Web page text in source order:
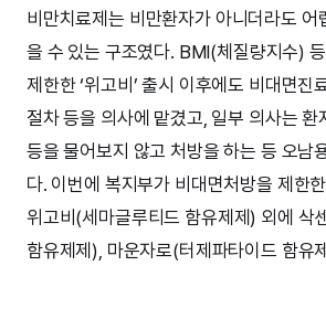
비만치료제는 비만환자가 아니더라도 어
을 수 있는 구조였다. BMI(체질량지수)
제한한 ‘위고비’ 출시 이후에도 비대면진
절차 등을 의사에 맡겼고, 일부 의사는 환
등을 물어보지 않고 처방을 하는 등 오남
다. 이번에 복지부가 비대면처방을 제한
위고비(세마글루티드 함유제제) 외에 삭
함유제제), 마운자로(터제파타이드 함유